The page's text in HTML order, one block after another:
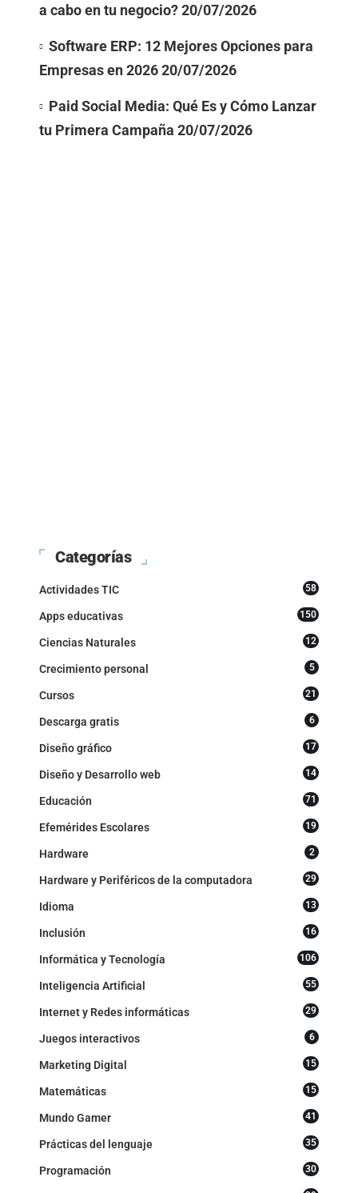
a cabo en tu negocio?20/07/2026
Software ERP: 12 Mejores Opciones para
Empresas en 202620/07/2026
Paid Social Media: Qué Es y Cómo Lanzar
tu Primera Campaña 20/07/2026
Categorías
Actividades TIC 58
Apps educativas 150
Ciencias Naturales 12
Crecimiento personal 5
Cursos 21
Descarga gratis 6
Diseño gráfico 17
Diseño y Desarrollo web 14
Educación 71
Efemérides Escolares 19
Hardware 2
Hardware y Periféricos de la computadora 29
Idioma 13
Inclusión 16
Informática y Tecnología 106
Inteligencia Artificial 55
Internet y Redes informáticas 29
Juegos interactivos 6
Marketing Digital 15
Matemáticas 15
Mundo Gamer 41
Prácticas del lenguaje 35
Programación 30